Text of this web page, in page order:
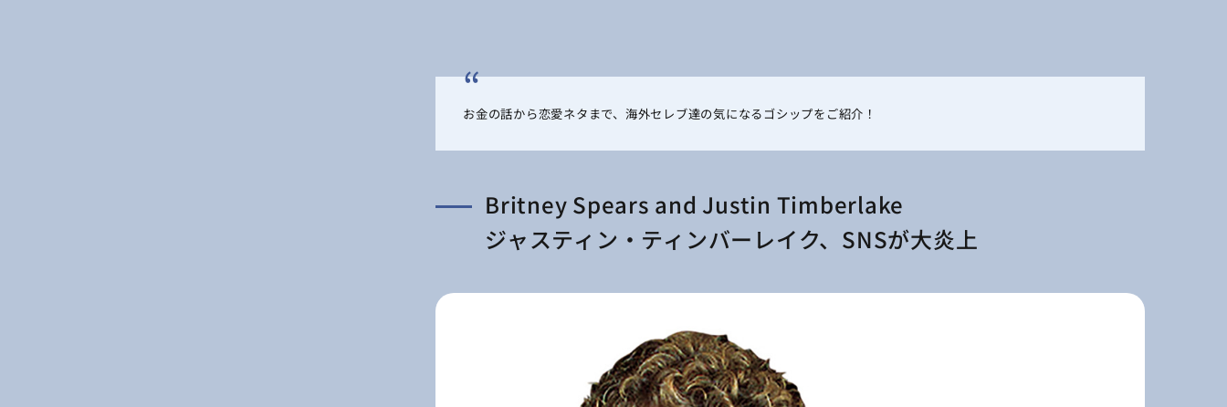
お金の話から恋愛ネタまで、海外セレブ達の気になるゴシップをご紹介！
Britney Spears and Justin Timberlake
ジャスティン・ティンバーレイク、SNSが大炎上